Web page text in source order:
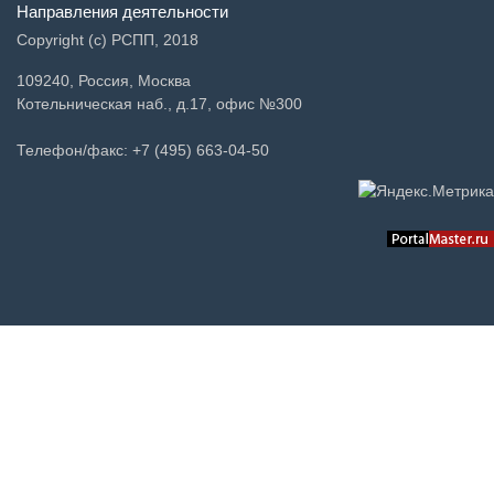
Направления деятельности
Copyright (c) РСПП, 2018
109240, Россия, Москва
Котельническая наб., д.17, офис №300
Телефон/факс: +7 (495) 663-04-50